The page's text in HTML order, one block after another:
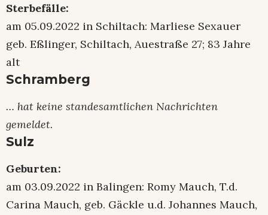
Sterbefälle:
am 05.09.2022 in Schiltach: Marliese Sexauer
geb. Eßlinger, Schiltach, Auestraße 27; 83 Jahre
alt
Schramberg
… hat keine standesamtlichen Nachrichten
gemeldet.
Sulz
Geburten:
am 03.09.2022 in Balingen: Romy Mauch, T.d.
Carina Mauch, geb. Gäckle u.d. Johannes Mauch,